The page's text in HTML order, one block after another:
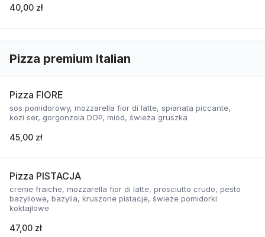
40,00 zł
Pizza premium Italian
Pizza FIORE
sos pomidorowy, mozzarella fior di latte, spianata piccante,
kozi ser, gorgonzola DOP, miód, świeża gruszka
45,00 zł
Pizza PISTACJA
creme fraiche, mozzarella fior di latte, prosciutto crudo, pesto
bazyliowe, bazylia, kruszone pistacje, świeże pomidorki
koktajlowe
47,00 zł